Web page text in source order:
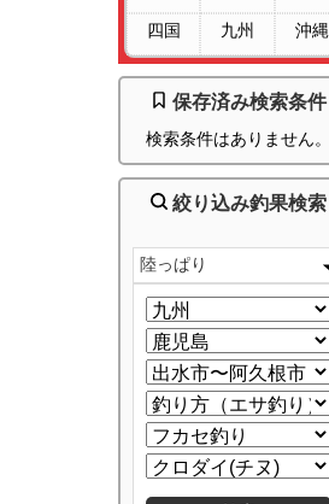
四国 九州 沖縄
保存済み検索条件
検索条件はありません。
絞り込み釣果検索
陸っぱり